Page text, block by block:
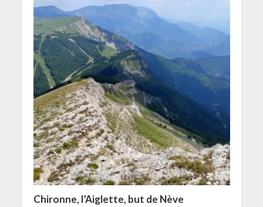
Chironne, l’Aiglette, but de Nève